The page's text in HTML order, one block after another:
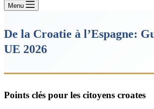
Menu
De la Croatie à l’Espagne:
UE 2026
Points clés pour les citoyens croates